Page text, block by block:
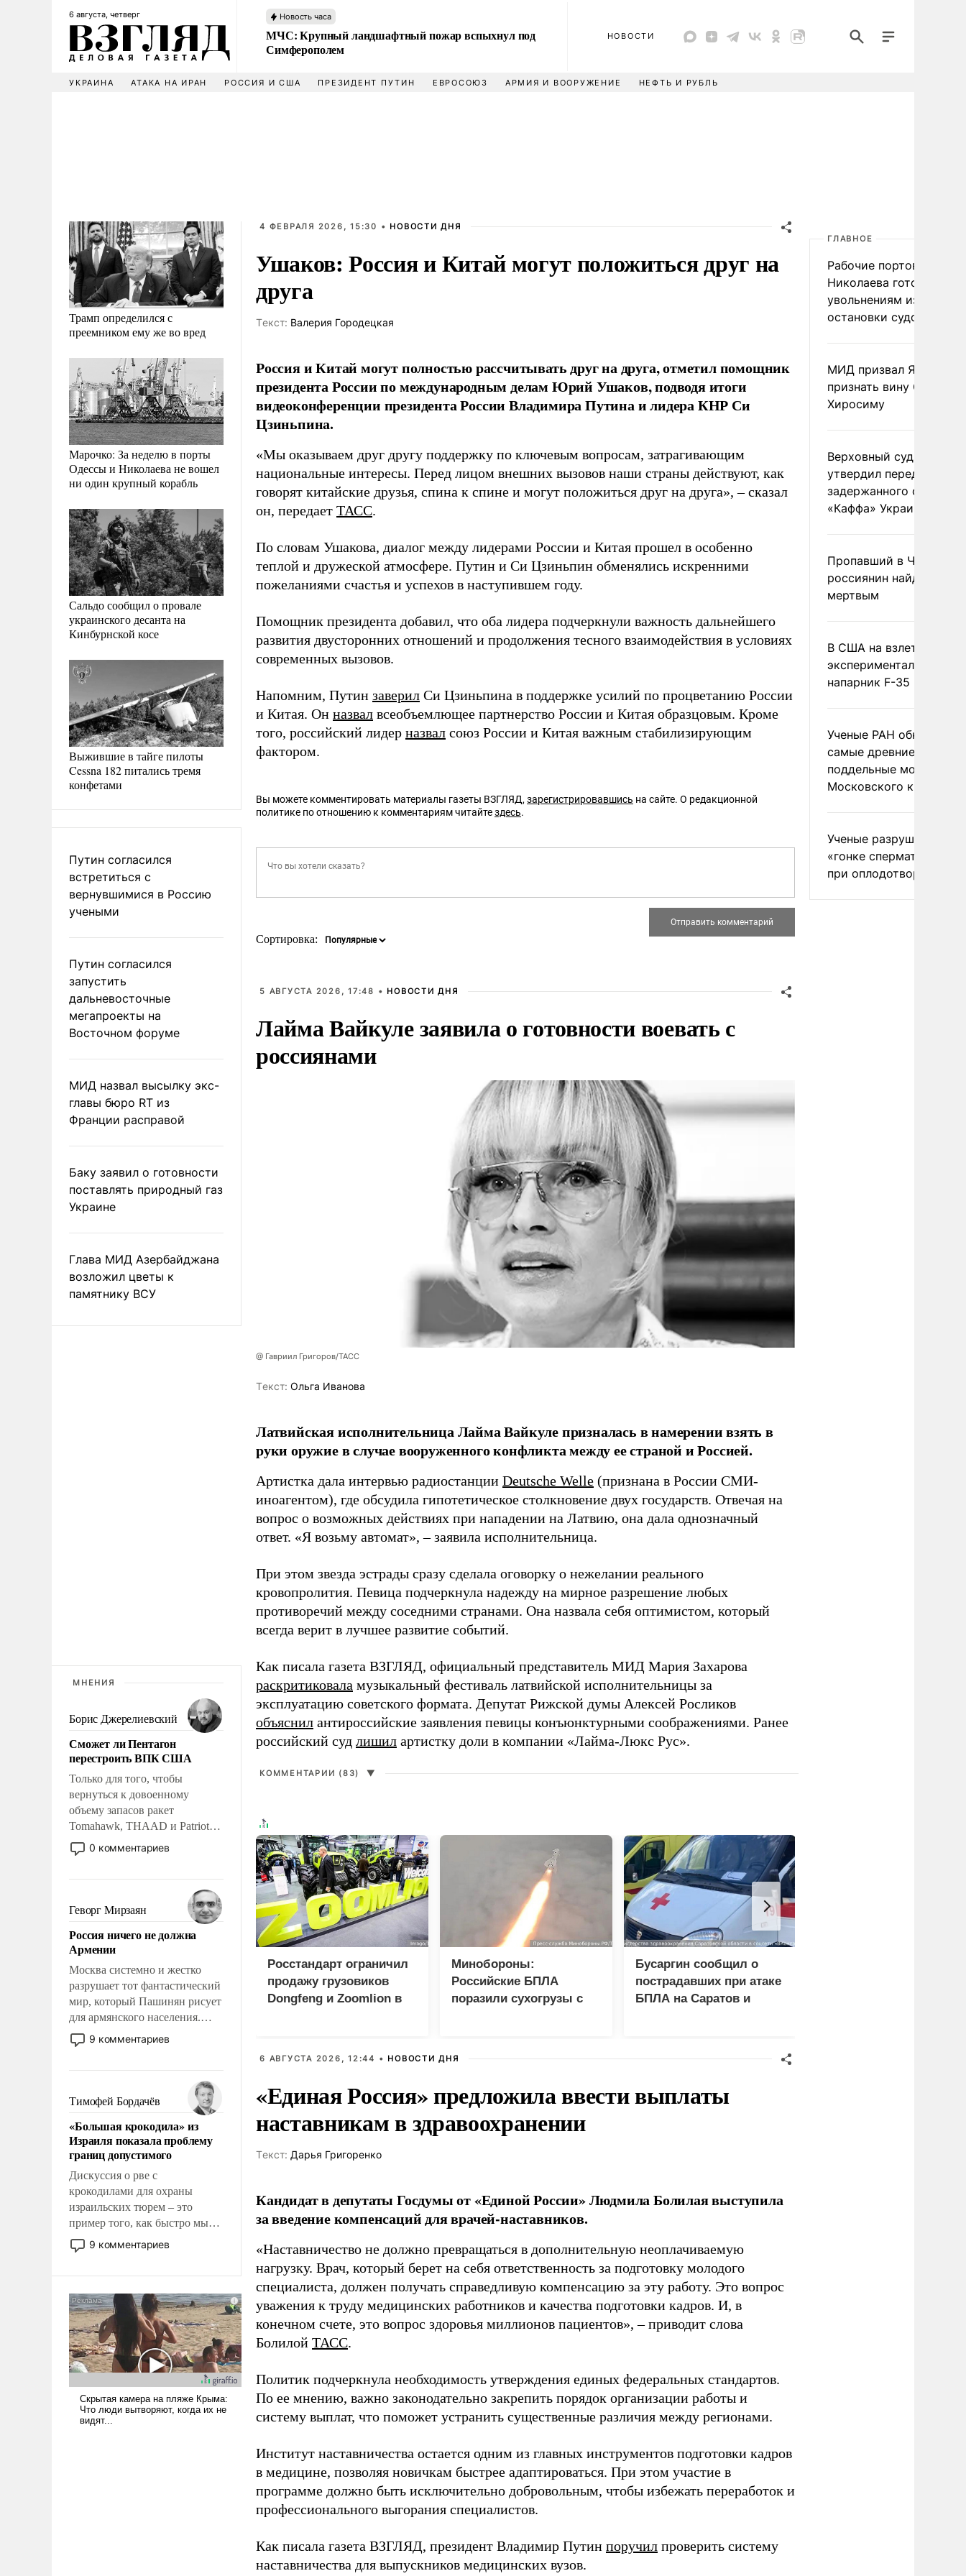
6 августа, четверг Новость часа
МЧС: Крупный ландшафтный пожар вспыхнул под
Симферополем
НОВОСТИ
УКРАИНА АТАКА НА ИРАН РОССИЯ И США ПРЕЗИДЕНТ ПУТИН ЕВРОСОЮЗ АРМИЯ И ВООРУЖЕНИЕ НЕФТЬ И РУБЛЬ
Трамп определился с
преемником ему же во вред
Марочко: За неделю в порты
Одессы и Николаева не вошел
ни один крупный корабль
Сальдо сообщил о провале
украинского десанта на
Кинбурнской косе
Выжившие в тайге пилоты
Cessna 182 питались тремя
конфетами
Путин согласился
встретиться с
вернувшимися в Россию
учеными
Путин согласился
запустить
дальневосточные
мегапроекты на
Восточном форуме
МИД назвал высылку экс-
главы бюро RT из
Франции расправой
Баку заявил о готовности
поставлять природный газ
Украине
Глава МИД Азербайджана
возложил цветы к
памятнику ВСУ
МНЕНИЯ
Борис Джерелиевский
Сможет ли Пентагон
перестроить ВПК США
Только для того, чтобы
вернуться к довоенному
объему запасов ракет
Tomahawk, THAAD и Patriot
США потребуется более трех
лет. Даже небольшая война с
Сложившаяся ситуация
означает многолетний период
уязвимости США, например,
перед Китаем.
0 комментариев
Геворг Мирзаян
Россия ничего не должна
Армении
Москва системно и жестко
разрушает тот фантастический
мир, который Пашинян рисует
для армянского населения.
Мир, где этому населению все
должны просто по
политические прожекты будут
беспрекословно оплачиваться
за счет российских
налогоплательщиков и где за
свои поступки не нужно
отвечать.
9 комментариев
Тимофей Бордачёв
«Большая крокодила» из
Израиля показала проблему
границ допустимого
Дискуссия о рве с
крокодилами для охраны
израильских тюрем – это
пример того, как быстро мы
двигаемся по пути
революционных изменений.
псевдонаучной фантастики,
стало всерьез обсуждаемой
идеей.
9 комментариев
4 ФЕВРАЛЯ 2026, 15:30 • НОВОСТИ ДНЯ
Ушаков: Россия и Китай могут положиться друг на
друга
Tекст: Валерия Городецкая
Россия и Китай могут полностью рассчитывать друг на друга, отметил помощник
президента России по международным делам Юрий Ушаков, подводя итоги
видеоконференции президента России Владимира Путина и лидера КНР Си
Цзиньпина.
«Мы оказываем друг другу поддержку по ключевым вопросам, затрагивающим
национальные интересы. Перед лицом внешних вызовов наши страны действуют, как
говорят китайские друзья, спина к спине и могут положиться друг на друга», – сказал
он, передает ТАСС.
По словам Ушакова, диалог между лидерами России и Китая прошел в особенно
теплой и дружеской атмосфере. Путин и Си Цзиньпин обменялись искренними
пожеланиями счастья и успехов в наступившем году.
Помощник президента добавил, что оба лидера подчеркнули важность дальнейшего
развития двусторонних отношений и продолжения тесного взаимодействия в условиях
современных вызовов.
Напомним, Путин заверил Си Цзиньпина в поддержке усилий по процветанию России
и Китая. Он назвал всеобъемлющее партнерство России и Китая образцовым. Кроме
того, российский лидер назвал союз России и Китая важным стабилизирующим
фактором.
Вы можете комментировать материалы газеты ВЗГЛЯД, зарегистрировавшись на сайте. О редакционной
политике по отношению к комментариям читайтездесь.
Сортировка:
5 АВГУСТА 2026, 17:48 • НОВОСТИ ДНЯ
Лайма Вайкуле заявила о готовности воевать с
россиянами
@ Гавриил Григоров/ТАСС
Tекст: Ольга Иванова
Латвийская исполнительница Лайма Вайкуле призналась в намерении взять в
руки оружие в случае вооруженного конфликта между ее страной и Россией.
Артистка дала интервью радиостанции Deutsche Welle (признана в России СМИ-
иноагентом), где обсудила гипотетическое столкновение двух государств. Отвечая на
вопрос о возможных действиях при нападении на Латвию, она дала однозначный
ответ. «Я возьму автомат», – заявила исполнительница.
При этом звезда эстрады сразу сделала оговорку о нежелании реального
кровопролития. Певица подчеркнула надежду на мирное разрешение любых
противоречий между соседними странами. Она назвала себя оптимистом, который
всегда верит в лучшее развитие событий.
Как писала газета ВЗГЛЯД, официальный представитель МИД Мария Захарова
раскритиковала музыкальный фестиваль латвийской исполнительницы за
эксплуатацию советского формата. Депутат Рижской думы Алексей Росликов
объяснил антироссийские заявления певицы конъюнктурными соображениями. Ранее
российский суд лишил артистку доли в компании «Лайма-Люкс Рус».
КОММЕНТАРИИ (83) ▼
Росстандарт ограничил
продажу грузовиков
Dongfeng и Zoomlion в
Минобороны:
Российские БПЛА
поразили сухогрузы с
Бусаргин сообщил о
пострадавших при атаке
БПЛА на Саратов и
6 АВГУСТА 2026, 12:44 • НОВОСТИ ДНЯ
«Единая Россия» предложила ввести выплаты
наставникам в здравоохранении
Tекст: Дарья Григоренко
Кандидат в депутаты Госдумы от «Единой России» Людмила Болилая выступила
за введение компенсаций для врачей-наставников.
«Наставничество не должно превращаться в дополнительную неоплачиваемую
нагрузку. Врач, который берет на себя ответственность за подготовку молодого
специалиста, должен получать справедливую компенсацию за эту работу. Это вопрос
уважения к труду медицинских работников и качества подготовки кадров. И, в
конечном счете, это вопрос здоровья миллионов пациентов», – приводит слова
Болилой ТАСС.
Политик подчеркнула необходимость утверждения единых федеральных стандартов.
По ее мнению, важно законодательно закрепить порядок организации работы и
систему выплат, что поможет устранить существенные различия между регионами.
Институт наставничества остается одним из главных инструментов подготовки кадров
в медицине, позволяя новичкам быстрее адаптироваться. При этом участие в
программе должно быть исключительно добровольным, чтобы избежать переработок и
профессионального выгорания специалистов.
Как писала газета ВЗГЛЯД, президент Владимир Путин поручил проверить систему
наставничества для выпускников медицинских вузов.
ГЛАВНОЕ
Рабочие портов
Николаева готовятся к
увольнениям из-за
остановки судоходства
МИД призвал Японию
признать вину США за
Хиросиму
Верховный суд Швеции
утвердил передачу
задержанного
«Каффа» Украине
Пропавший в
россиянин найден
мертвым
В США на взлете
экспериментальный
напарник F-35
Ученые РАН
самые древние
поддельные монеты
Московского
Ученые разрушили миф
«гонке
при оплодотворении